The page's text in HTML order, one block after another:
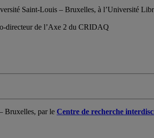
Saint-Louis – Bruxelles, à l’Université
directeur de l’Axe 2 du CRIDAQ
Bruxelles, par le Centre de recherche